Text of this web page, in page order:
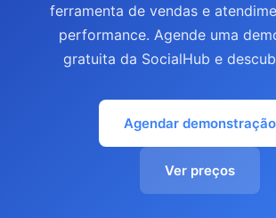
ferramenta de vendas e
performance. Agende uma
gratuita da SocialHub e
Agendar demonstração
Ver preços